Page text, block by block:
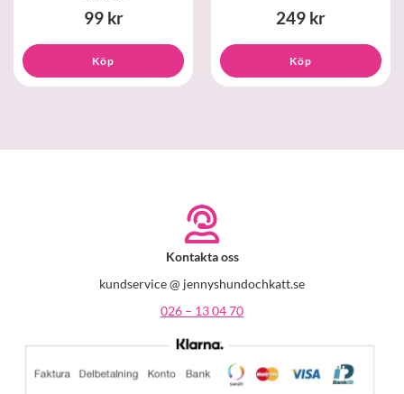
99 kr
Köp
249 kr
Köp
Kontakta oss
kundservice @ jennyshundochkatt.se
026 – 13 04 70